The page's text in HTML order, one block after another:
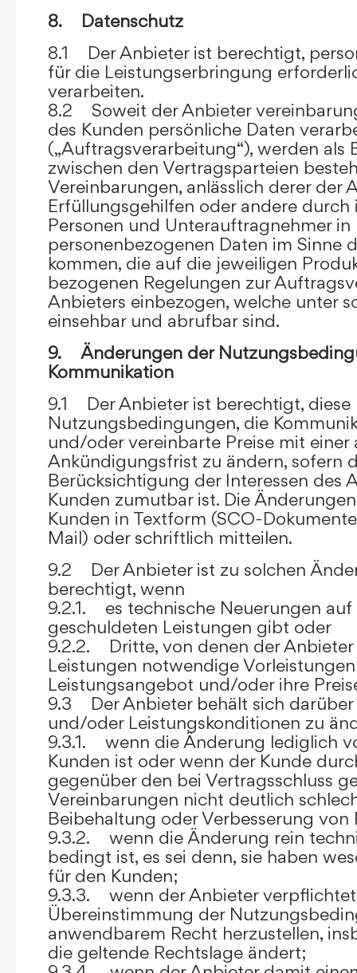
8. Datenschutz
8.1 Der Anbieter ist berechtigt,
für die Leistungserbringung
verarbeiten.
8.2 Soweit der Anbieter
des Kunden persönliche Daten
(„Auftragsverarbeitung“), werden als
zwischen den Vertragsparteien
Vereinbarungen, anlässlich derer der
Erfüllungsgehilfen oder andere
Personen und Unterauftragnehmer
personenbezogenen Daten im Sinne
kommen, die auf die jeweiligen
bezogenen Regelungen zur
Anbieters einbezogen, welche unter
einsehbar und abrufbar sind.
9. Änderungen der
Kommunikation
9.1 Der Anbieter ist berechtigt, diese
Nutzungsbedingungen, die
und/oder vereinbarte Preise mit einer
Ankündigungsfrist zu ändern, sofern
Berücksichtigung der Interessen des
Kunden zumutbar ist. Die
Kunden in Textform (SCO-
Mail) oder schriftlich mitteilen.
9.2 Der Anbieter ist zu solchen
berechtigt, wenn
9.2.1. es technische Neuerungen
geschuldeten Leistungen gibt oder
9.2.2. Dritte, von denen der Anbieter
Leistungen notwendige
Leistungsangebot und/oder ihre
9.3 Der Anbieter behält sich darüber
und/oder Leistungskonditionen zu
9.3.1. wenn die Änderung lediglich
Kunden ist oder wenn der Kunde
gegenüber den bei Vertragsschluss
Vereinbarungen nicht deutlich
Beibehaltung oder Verbesserung
9.3.2. wenn die Änderung rein
bedingt ist, es sei denn, sie haben
für den Kunden;
9.3.3. wenn der Anbieter verpflichtet
Übereinstimmung der
anwendbarem Recht herzustellen,
die geltende Rechtslage ändert;